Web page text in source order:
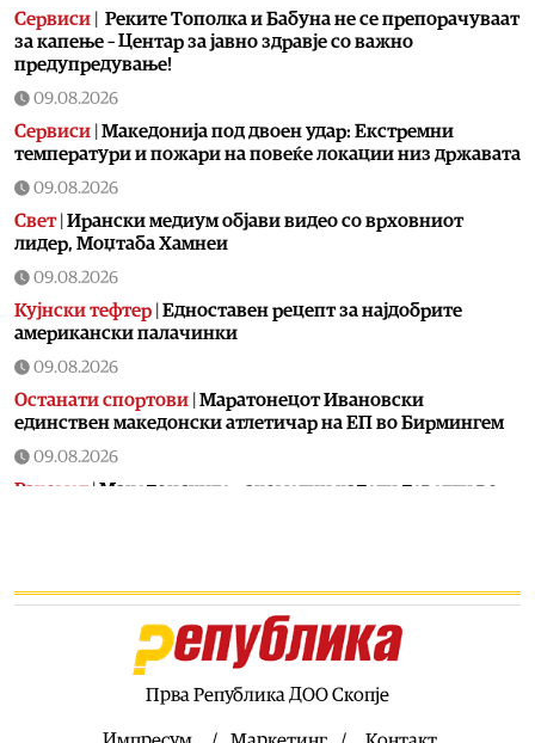
Сервиси
Реките Тополка и Бабуна не се препорачуваат
за капење – Центар за јавно здравје со важно
предупредување!
09.08.2026
Сервиси Македонија под двоен удар: Екстремни
температури и пожари на повеќе локации низ државата
09.08.2026
Свет| Ирански медиум објави видео со врховниот
лидер, Моџтаба Хамнеи
09.08.2026
Кујнски тефтер Едноставен рецепт за најдобрите
американски палачинки
09.08.2026
Останати спортови Маратонецот Ивановски
единствен македонски атлетичар на ЕП во Бирмингем
09.08.2026
Ракомет |Македонските ракометни кадети деветти во
болницата во Кочани
Приходите на Агенцијата за управување со
одземен имот пораснале за речиси 90 отсто во споредба
Прва Република ДОО Скопје